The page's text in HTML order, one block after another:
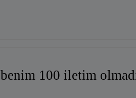
benim 100 iletim